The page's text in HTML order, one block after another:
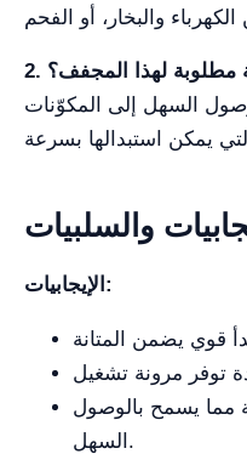
مطلوبة لهذا المجفف؟
السهل إلى المكوّنات
والسلبيات
الإيجابيات:
بزاوية 180 درجة مما يسمح بالوصول
السهل.